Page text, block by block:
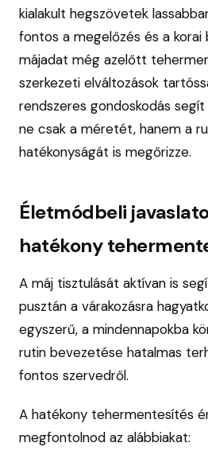
kialakult hegszövetek
fontos a megelőzés és a korai
májadat még azelőtt
szerkezeti elváltozások
rendszeres gondoskodás
ne csak a méretét, hanem a
hatékonyságát is megőrizze.
Életmódbeli
hatékony
A máj tisztulását aktívan is
pusztán a várakozásra
egyszerű, a mindennapokba
rutin bevezetése hatalmas
fontos szervedről.
A hatékony tehermentesítés
megfontolnod az alábbiakat: